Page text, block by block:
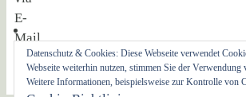
E-
Mail.
Datenschutz & Cookies: Diese Webseite verwendet
Webseite weiterhin nutzen, stimmen Sie der Verwendung
Weitere Informationen, beispielsweise zur Kontrolle von